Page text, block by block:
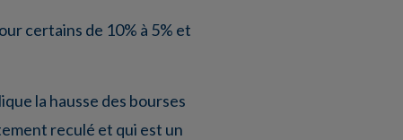
certains de 10% à 5% et
la hausse des bourses
reculé et qui est un